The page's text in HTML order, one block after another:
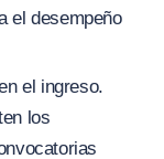
el desempeño
el ingreso.
los